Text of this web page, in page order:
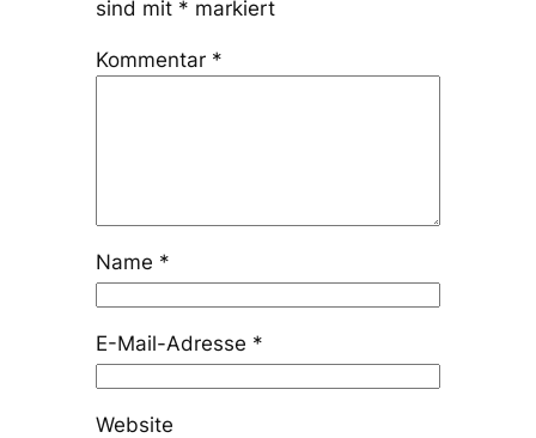
sind mit * markiert
Kommentar *
Name *
E-Mail-Adresse *
Website